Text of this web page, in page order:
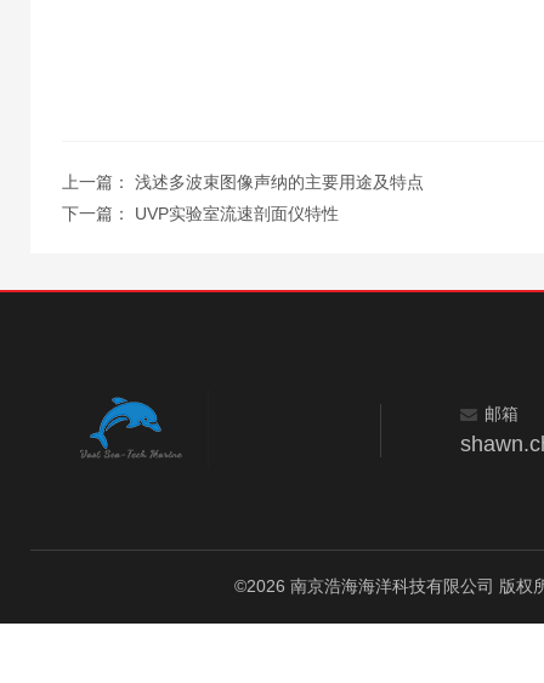
上一篇： 浅述多波束图像声纳的主要用途及特点
下一篇： UVP实验室流速剖面仪特性
邮箱
©2026 南京浩海海洋科技有限公司 版权